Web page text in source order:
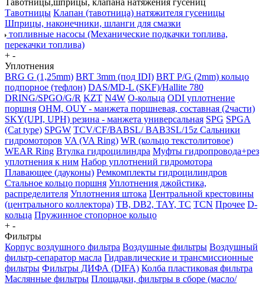
Тавотницы Клапан (тавотница) натяжителя гусеницы
Шприцы, наконечники, шланги для смазки
топливные насосы (Механические подкачки топлива,
перекачки топлива)
+ -
Уплотнения
BRG G (1,25mm) BRT 3mm (под IDI) BRT P/G (2mm) кольцо
подпорное (тефлон) DAS/MD-L (SKF)/Hallite 780
DRING/SPGO/G/R KZT N4W O-кольца ODI уплотнение
поршня OHM, OUY - манжета поршневая, составная (2части)
SKY(UPI, UPH) резина - манжета универсальная SPG SPGA
(Cat type) SPGW TCV/CF/BABSL/ BAB3SL/15z Сальники
гидромоторов VA (VA Ring) WR (кольцо текстолитовое)
WEAR Ring Втулка гидроцилиндра Муфты гидропровода+рез
уплотнения к ним Набор уплотнений гидромотора
Плавающее (дауконы) Ремкомплекты гидроцилиндров
Стальное кольцо поршня Уплотнения джойстика,
распределителя Уплотнения штока Центральной крестовины
(центрального коллектора) TB, DB2, TAY, TC TCN Прочее D-
кольца Пружинное стопорное кольцо
+ -
Фильтры
Корпус воздушного фильтра Воздушные фильтры Воздушный
фильтр-сепаратор масла Гидравлические и трансмиссионные
фильтры Фильтры ДИФА (DIFA) Колба пластиковая фильтра
Маслянные фильтры Площадки, фильтры в сборе (масло/